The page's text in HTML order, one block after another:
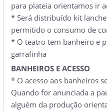
para plateia orientamos ir
* Será distribuído kit
permitido o consumo de
* O teatro tem banheiro e
garrafinha
BANHEIROS E ACESSO
* O acesso aos banheiros
Quando for anunciada a
alguém da produção